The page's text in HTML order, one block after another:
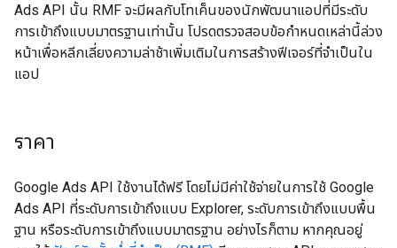
Ads API นั้น RMF จะมีผลกับโทเค็นของนักพัฒนาแอปที่มีระดับ
การเข้าถึงแบบมาตรฐานเท่านั้น โปรดตรวจสอบข้อกำหนดเหล่านี้ล่วง
หน้าเพื่อหลีกเลี่ยงความล่าช้าเพิ่มเติมในการสร้างฟีเจอร์ที่จำเป็นใน
แอป
ราคา
Google Ads API ใช้งานได้ฟรี โดยไม่มีค่าใช้จ่ายในการใช้ Google
Ads API ที่ระดับการเข้าถึงแบบ Explorer, ระดับการเข้าถึงแบบพื้น
ฐาน หรือระดับการเข้าถึงแบบมาตรฐาน อย่างไรก็ตาม หากคุณอยู่